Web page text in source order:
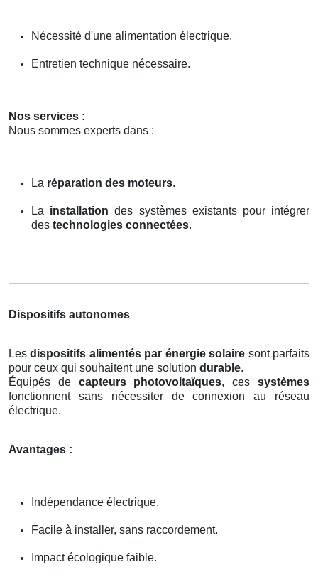
Nécessité d'une alimentation électrique.
Entretien technique nécessaire.
Nos services :
Nous sommes experts dans :
La réparation des moteurs.
La installation des systèmes existants pour intégrer
des technologies connectées.
Dispositifs autonomes
Lesdispositifs alimentés par énergie solaire sont parfaits
pour ceux qui souhaitent une solution durable.
Équipés de capteurs photovoltaïques, cessystèmes
fonctionnent sans nécessiter de connexion au réseau
électrique.
Avantages :
Indépendance électrique.
Facile à installer, sans raccordement.
Impact écologique faible.